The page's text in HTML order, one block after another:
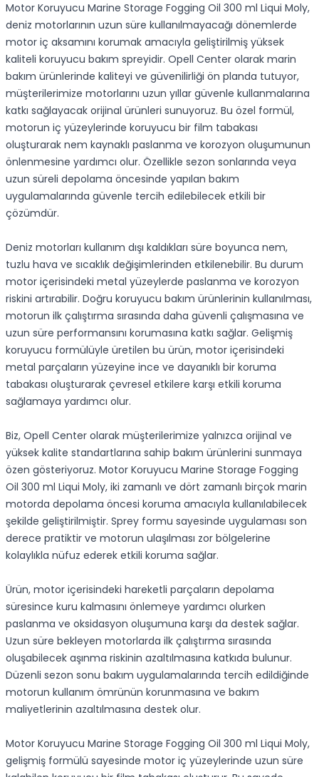
Motor Koruyucu Marine Storage Fogging Oil 300 ml Liqui Moly,
deniz motorlarının uzun süre kullanılmayacağı dönemlerde
motor iç aksamını korumak amacıyla geliştirilmiş yüksek
kaliteli koruyucu bakım spreyidir. Opell Center olarak marin
bakım ürünlerinde kaliteyi ve güvenilirliği ön planda tutuyor,
müşterilerimize motorlarını uzun yıllar güvenle kullanmalarına
katkı sağlayacak orijinal ürünleri sunuyoruz. Bu özel formül,
motorun iç yüzeylerinde koruyucu bir film tabakası
oluşturarak nem kaynaklı paslanma ve korozyon oluşumunun
önlenmesine yardımcı olur. Özellikle sezon sonlarında veya
uzun süreli depolama öncesinde yapılan bakım
uygulamalarında güvenle tercih edilebilecek etkili bir
çözümdür.
Deniz motorları kullanım dışı kaldıkları süre boyunca nem,
tuzlu hava ve sıcaklık değişimlerinden etkilenebilir. Bu durum
motor içerisindeki metal yüzeylerde paslanma ve korozyon
riskini artırabilir. Doğru koruyucu bakım ürünlerinin kullanılması,
motorun ilk çalıştırma sırasında daha güvenli çalışmasına ve
uzun süre performansını korumasına katkı sağlar. Gelişmiş
koruyucu formülüyle üretilen bu ürün, motor içerisindeki
metal parçaların yüzeyine ince ve dayanıklı bir koruma
tabakası oluşturarak çevresel etkilere karşı etkili koruma
sağlamaya yardımcı olur.
Biz, Opell Center olarak müşterilerimize yalnızca orijinal ve
yüksek kalite standartlarına sahip bakım ürünlerini sunmaya
özen gösteriyoruz. Motor Koruyucu Marine Storage Fogging
Oil 300 ml Liqui Moly, iki zamanlı ve dört zamanlı birçok marin
motorda depolama öncesi koruma amacıyla kullanılabilecek
şekilde geliştirilmiştir. Sprey formu sayesinde uygulaması son
derece pratiktir ve motorun ulaşılması zor bölgelerine
kolaylıkla nüfuz ederek etkili koruma sağlar.
Ürün, motor içerisindeki hareketli parçaların depolama
süresince kuru kalmasını önlemeye yardımcı olurken
paslanma ve oksidasyon oluşumuna karşı da destek sağlar.
Uzun süre bekleyen motorlarda ilk çalıştırma sırasında
oluşabilecek aşınma riskinin azaltılmasına katkıda bulunur.
Düzenli sezon sonu bakım uygulamalarında tercih edildiğinde
motorun kullanım ömrünün korunmasına ve bakım
maliyetlerinin azaltılmasına destek olur.
Motor Koruyucu Marine Storage Fogging Oil 300 ml Liqui Moly,
gelişmiş formülü sayesinde motor iç yüzeylerinde uzun süre